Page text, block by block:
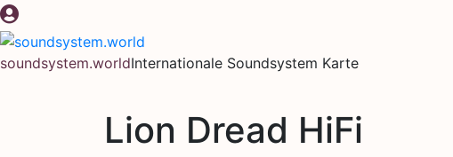
Zum
Inhalt
springen
soundsystem.worldInternationale Soundsystem Karte
Lion Dread HiFi